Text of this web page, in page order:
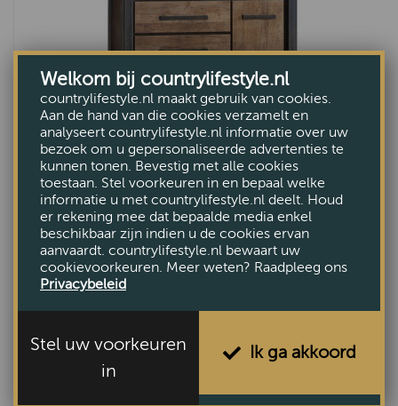
Den Haag Barkast
VAN €1565,-
VOOR €1329,-
Welkom bij countrylifestyle.nl
countrylifestyle.nl maakt gebruik van cookies.
Aan de hand van die cookies verzamelt en
analyseert countrylifestyle.nl informatie over uw
bezoek om u gepersonaliseerde advertenties te
kunnen tonen. Bevestig met alle cookies
toestaan. Stel voorkeuren in en bepaal welke
informatie u met countrylifestyle.nl deelt. Houd
er rekening mee dat bepaalde media enkel
beschikbaar zijn indien u de cookies ervan
aanvaardt. countrylifestyle.nl bewaart uw
cookievoorkeuren. Meer weten? Raadpleeg ons
Privacybeleid
Stel uw voorkeuren
in
Ik ga akkoord